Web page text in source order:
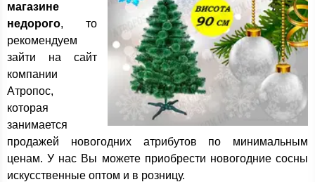
магазине
недорого, то
рекомендуем
зайти на сайт
компании
Атропос,
которая
занимается
продажей новогодних атрибутов по минимальным
ценам. У нас Вы можете приобрести новогодние сосны
искусственные оптом и в розницу.